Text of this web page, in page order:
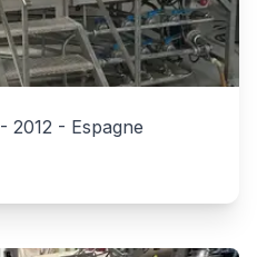
- 2012 - Espagne